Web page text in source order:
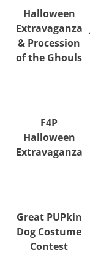
Halloween
Extravaganza
& Procession
of the Ghouls
F4P
Halloween
Extravaganza
Great PUPkin
Dog Costume
Contest